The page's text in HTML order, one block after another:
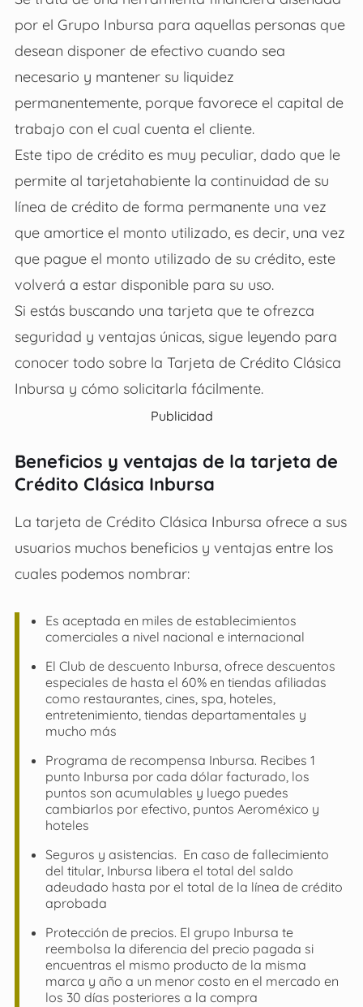
por el Grupo Inbursa para aquellas personas que
desean disponer de efectivo cuando sea
necesario y mantener su liquidez
permanentemente, porque favorece el capital de
trabajo con el cual cuenta el cliente.
Este tipo de crédito es muy peculiar, dado que le
permite al tarjetahabiente la continuidad de su
línea de crédito de forma permanente una vez
que amortice el monto utilizado, es decir, una vez
que pague el monto utilizado de su crédito, este
volverá a estar disponible para su uso.
Si estás buscando una tarjeta que te ofrezca
seguridad y ventajas únicas, sigue leyendo para
conocer todo sobre la Tarjeta de Crédito Clásica
Inbursa y cómo solicitarla fácilmente.
Publicidad
Beneficios y ventajas de la tarjeta de
Crédito Clásica Inbursa
La tarjeta de Crédito Clásica Inbursa ofrece a sus
usuarios muchos beneficios y ventajas entre los
cuales podemos nombrar:
Es aceptada en miles de establecimientos
comerciales a nivel nacional e internacional
El Club de descuento Inbursa, ofrece descuentos
especiales de hasta el 60% en tiendas afiliadas
como restaurantes, cines, spa, hoteles,
entretenimiento, tiendas departamentales y
mucho más
Programa de recompensa Inbursa. Recibes 1
punto Inbursa por cada dólar facturado, los
puntos son acumulables y luego puedes
cambiarlos por efectivo, puntos Aeroméxico y
hoteles
Seguros y asistencias. En caso de fallecimiento
del titular, Inbursa libera el total del saldo
adeudado hasta por el total de la línea de crédito
aprobada
Protección de precios. El grupo Inbursa te
reembolsa la diferencia del precio pagada si
encuentras el mismo producto de la misma
marca y año a un menor costo en el mercado en
los 30 días posteriores a la compra